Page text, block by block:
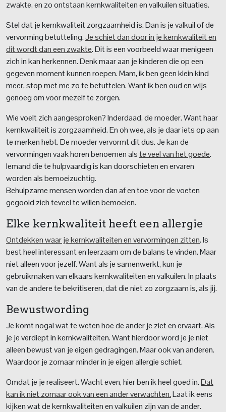
zwakte, en zo ontstaan kernkwaliteiten en valkuilen situaties.
Stel dat je kernkwaliteit zorgzaamheid is. Dan is je valkuil of de
vervorming betutteling.Je schiet dan door in je kernkwaliteit en
dit wordt dan een zwakte. Dit is een voorbeeld waar menigeen
zich in kan herkennen. Denk maar aan je kinderen die op een
gegeven moment kunnen roepen. Mam, ik ben geen klein kind
meer, stop met me zo te betuttelen. Want ik ben oud en wijs
genoeg om voor mezelf te zorgen.
Wie voelt zich aangesproken? Inderdaad, de moeder. Want haar
kernkwaliteit is zorgzaamheid. En oh wee, als je daar iets op aan
te merken hebt. De moeder vervormt dit dus. Je kan de
vervormingen vaak horen benoemen alste veel van het goede.
Iemand die te hulpvaardig is kan doorschieten en ervaren
worden als bemoeizuchtig.
Behulpzame mensen worden dan af en toe voor de voeten
gegooid zich teveel te willen bemoeien.
Elke kernkwaliteit heeft een allergie
Ontdekken waar je kernkwaliteiten en vervormingen zitten. Is
best heel interessant en leerzaam om de balans te vinden. Maar
niet alleen voor jezelf. Want als je samenwerkt, kun je
gebruikmaken van elkaars kernkwaliteiten en valkuilen. In plaats
van de andere te bekritiseren, dat die niet zo zorgzaam is, als jij.
Bewustwording
Je komt nogal wat te weten hoe de ander je ziet en ervaart. Als
je je verdiept in kernkwaliteiten. Want hierdoor word je je niet
alleen bewust van je eigen gedragingen. Maar ook van anderen.
Waardoor je zomaar minder in je eigen allergie schiet.
Omdat je je realiseert. Wacht even, hier ben ik heel goed in.Dat
kan ik niet zomaar ook van een ander verwachten.Laat ik eens
kijken wat de kernkwaliteiten en valkuilen zijn van de ander.